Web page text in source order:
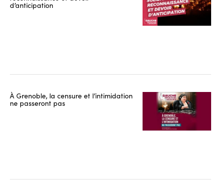
d’anticipation
À Grenoble, la censure et l’intimidation
ne passeront pas